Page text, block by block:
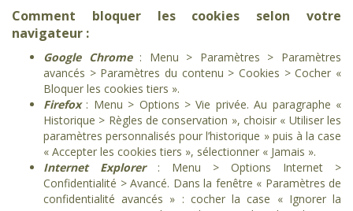
Comment bloquer les cookies selon votre
navigateur :
Google Chrome: Menu > Paramètres > Paramètres
avancés > Paramètres du contenu > Cookies > Cocher «
Bloquer les cookies tiers ».
Firefox: Menu > Options > Vie privée. Au paragraphe «
Historique > Règles de conservation », choisir « Utiliser les
paramètres personnalisés pour l’historique » puis à la case
« Accepter les cookies tiers », sélectionner « Jamais ».
Internet Explorer: Menu > Options Internet >
Confidentialité > Avancé. Dans la fenêtre « Paramètres de
confidentialité avancés » : cocher la case « Ignorer la